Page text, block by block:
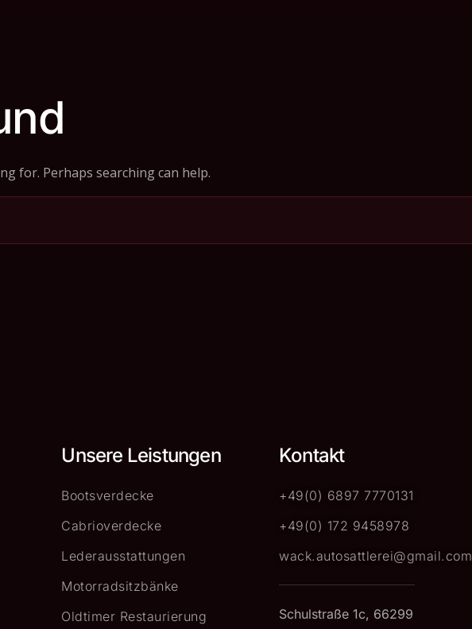
for. Perhaps searching can help.
Unsere Leistungen
Bootsverdecke
Cabrioverdecke
Lederausstattungen
Motorradsitzbänke
Oldtimer Restaurierung
Kontakt
+49(0) 6897 7770131
+49(0) 172 9458978
wack.autosattlerei@gmail.com
Schulstraße 1c, 66299